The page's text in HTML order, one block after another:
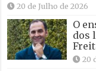
20 de Julho de 2026
O
dos
20